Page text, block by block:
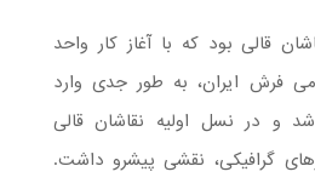
قالی بود که با آغاز کار واحد
فرش ایران، به طور جدی وارد
و در نسل اولیه نقاشان قالی
گرافیکی، نقشی پیشرو داشت.